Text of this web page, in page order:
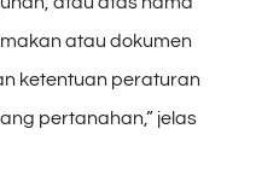
atau dokumen
ketentuan peraturan
pertanahan,” jelas